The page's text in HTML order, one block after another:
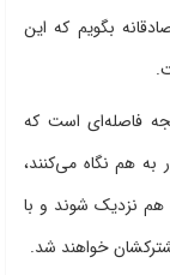
بگویم که این
فاصله‌ای است که
به هم نگاه می‌کنند،
هم نزدیک شوند و با
خواهند شد.